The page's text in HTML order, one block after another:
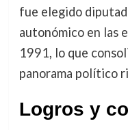
fue elegido
autonómico en las
1991, lo que
panorama político
Logros y